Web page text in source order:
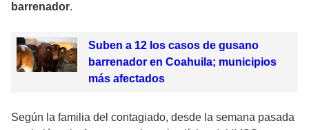
barrenador.
Suben a 12 los casos de gusano
barrenador en Coahuila; municipios
más afectados
Según la familia del contagiado, desde la semana pasada